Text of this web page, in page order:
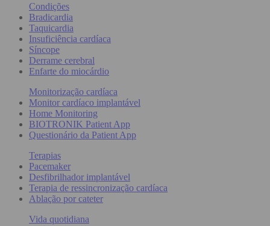
Condições
Bradicardia
Taquicardia
Insuficiência cardíaca
Síncope
Derrame cerebral
Enfarte do miocárdio
Monitorização cardíaca
Monitor cardíaco implantável
Home Monitoring
BIOTRONIK Patient App
Questionário da Patient App
Terapias
Pacemaker
Desfibrilhador implantável
Terapia de ressincronização cardíaca
Ablação por cateter
Vida quotidiana